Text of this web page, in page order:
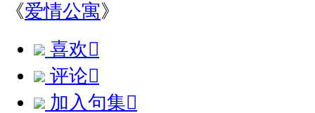
《爱情公寓》
喜欢
评论
加入句集